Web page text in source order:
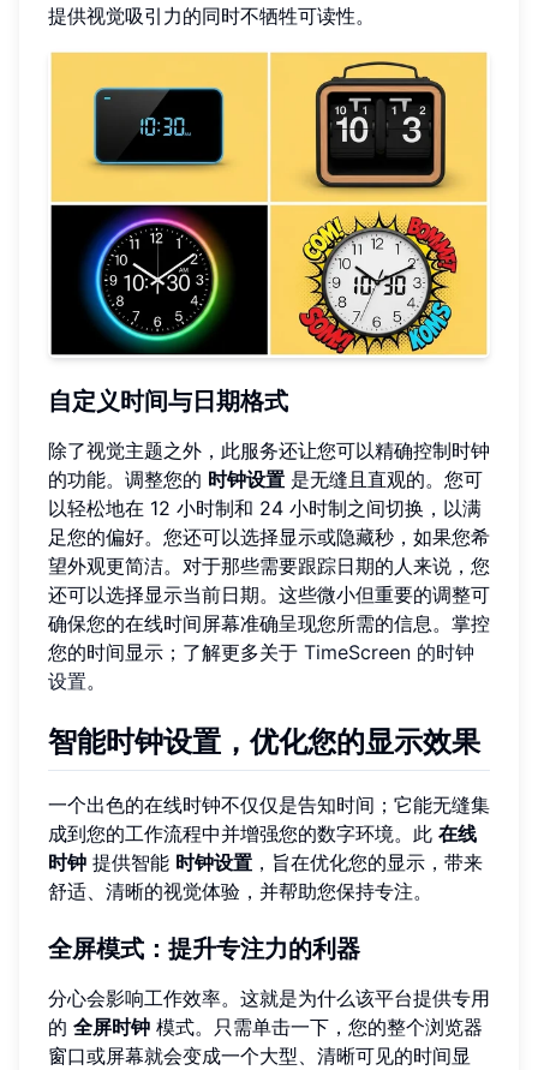
提供视觉吸引力的同时不牺牲可读性。
自定义时间与日期格式
除了视觉主题之外，此服务还让您可以精确控制时钟
的功能。调整您的 时钟设置 是无缝且直观的。您可
以轻松地在 12 小时制和 24 小时制之间切换，以满
足您的偏好。您还可以选择显示或隐藏秒，如果您希
望外观更简洁。对于那些需要跟踪日期的人来说，您
还可以选择显示当前日期。这些微小但重要的调整可
确保您的在线时间屏幕准确呈现您所需的信息。掌控
您的时间显示；了解更多关于 TimeScreen 的时钟
设置。
智能时钟设置，优化您的显示效果
一个出色的在线时钟不仅仅是告知时间；它能无缝集
成到您的工作流程中并增强您的数字环境。此 在线
时钟 提供智能 时钟设置 ，旨在优化您的显示，带来
舒适、清晰的视觉体验，并帮助您保持专注。
全屏模式：提升专注力的利器
分心会影响工作效率。这就是为什么该平台提供专用
的 全屏时钟 模式。只需单击一下，您的整个浏览器
窗口或屏幕就会变成一个大型、清晰可见的时间显